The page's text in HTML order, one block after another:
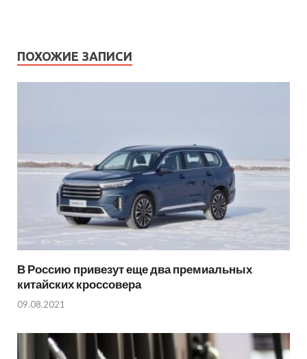
ПОХОЖИЕ ЗАПИСИ
В Россию привезут еще два премиальных
китайских кроссовера
09.08.2021